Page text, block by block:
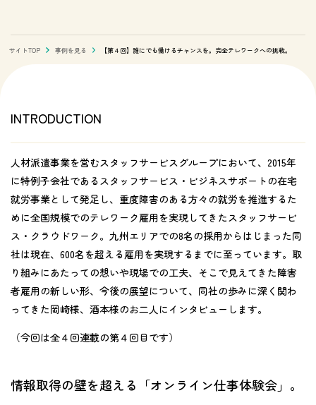
サイトTOP 事例を見る 【第４回】誰にでも働けるチャンスを。完全テレワークへの挑戦。
INTRODUCTION
人材派遣事業を営むスタッフサービスグループにおいて、2015年
に特例子会社であるスタッフサービス・ビジネスサポートの在宅
就労事業として発足し、重度障害のある方々の就労を推進するた
めに全国規模でのテレワーク雇用を実現してきたスタッフサービ
ス・クラウドワーク。九州エリアでの8名の採用からはじまった同
社は現在、600名を超える雇用を実現するまでに至っています。取
り組みにあたっての想いや現場での工夫、そこで見えてきた障害
者雇用の新しい形、今後の展望について、同社の歩みに深く関わ
ってきた岡崎様、酒本様のお二人にインタビューします。
（今回は全４回連載の第４回目です）
情報取得の壁を超える「オンライン仕事体験会」。